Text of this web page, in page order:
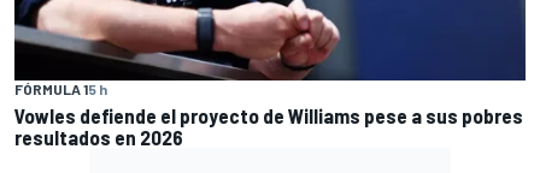
FÓRMULA 15 h
Vowles defiende el proyecto de Williams pese a sus pobres
resultados en 2026